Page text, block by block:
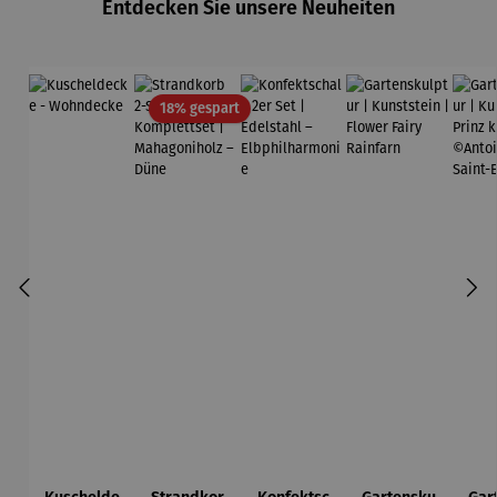
Entdecken Sie unsere Neuheiten
18% gespartRabatt